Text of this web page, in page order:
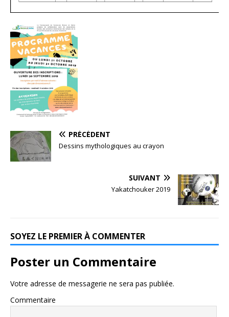
PRÉCÉDENT
Dessins mythologiques au crayon
SUIVANT
Yakatchouker 2019
SOYEZ LE PREMIER À COMMENTER
Poster un Commentaire
Votre adresse de messagerie ne sera pas publiée.
Commentaire